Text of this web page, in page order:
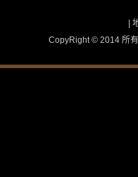
|
CopyRight © 2014 所